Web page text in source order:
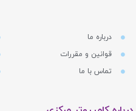
درباره ما
قوانین و مقررات
تماس با ما